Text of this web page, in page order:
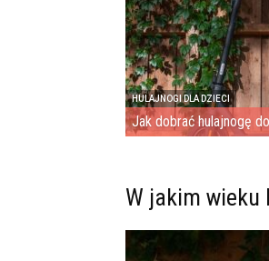
HULAJNOGI DLA DZIECI
Jak dobrać hulajnogę
W jakim wieku